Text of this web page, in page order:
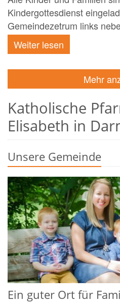
Kindergottesdienst
Gemeindezetrum links
Weiter lesen
Mehr
Katholische
Elisabeth in
Unsere Gemeinde
Ein guter Ort für